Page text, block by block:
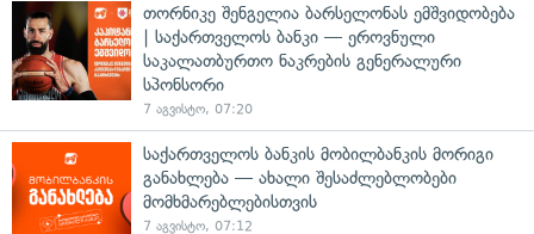
თორნიკე შენგელია ბარსელონას ემშვიდობება
| საქართველოს ბანკი — ეროვნული
საკალათბურთო ნაკრების გენერალური
სპონსორი
7 აგვისტო, 07:20
საქართველოს ბანკის მობილბანკის მორიგი
განახლება — ახალი შესაძლებლობები
მომხმარებლებისთვის
7 აგვისტო, 07:12